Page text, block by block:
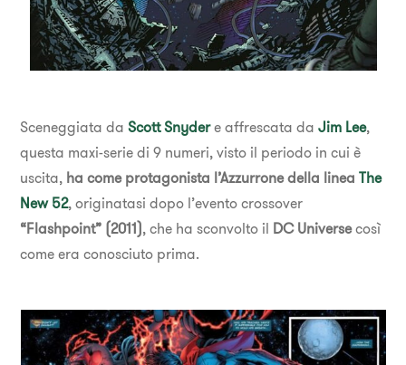
Sceneggiata daScott Snydere affrescata daJim Lee,
questa maxi-serie di 9 numeri, visto il periodo in cui è
uscita, ha come protagonista l’Azzurrone della lineaThe
New 52, originatasi dopo l’evento crossover
“Flashpoint” (2011), che ha sconvolto il DC Universecosì
come era conosciuto prima.